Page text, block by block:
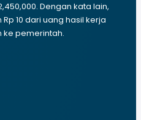
Dengan kata lain,
10 dari uang hasil kerja
ke pemerintah.